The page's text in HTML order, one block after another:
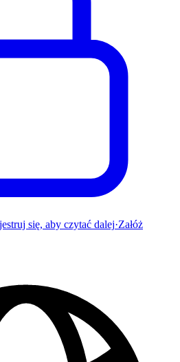
się, aby czytać dalej·Załóż